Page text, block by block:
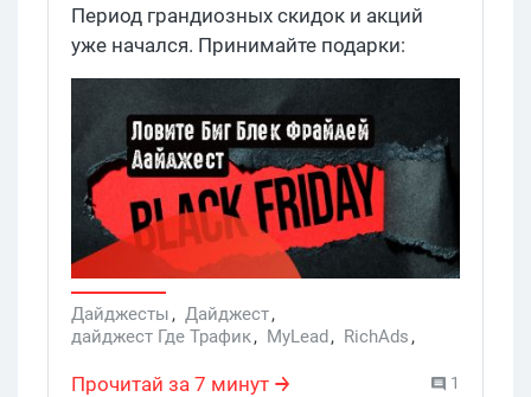
Период грандиозных скидок и акций
уже начался. Принимайте подарки:
PropellerAds перезапустили Profit
Marathon, FoxOffers проводит призовой
марафон, Adspect.io дарит скидку на
любую подписку, MyLead увеличивает
ставки, и это еще не все! Мы собрали
самые крутые предложения от
партнерок, рекламных сеток и
инструментов в праздничный
дайджест. Рекомендуем устроиться
поудобнее, и почитать дайджест Где
Трафика.
Дайджесты, Дайджест,
дайджест Где Трафик, MyLead, RichAds,
Прочитай за 7 минут 1